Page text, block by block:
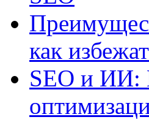
как
SEO и ИИ: